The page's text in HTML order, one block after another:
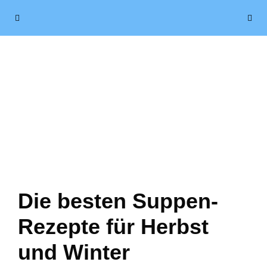
Die besten Suppen-
Rezepte für Herbst
und Winter